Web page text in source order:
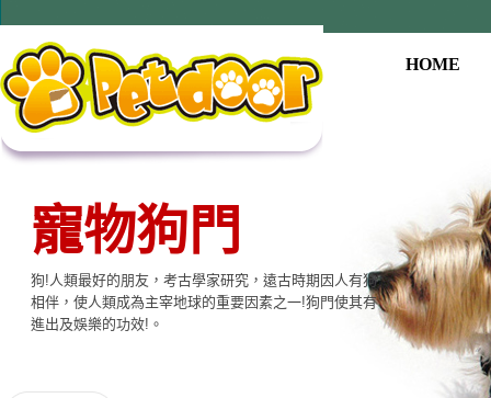
HOME
寵物用品系列
本公司提供寵物專用相關產品，貓門、狗門、餵食器、
飲水器、寵物專用電子產品…等至尊的品質，大眾的價
格適合各種寵物使用。